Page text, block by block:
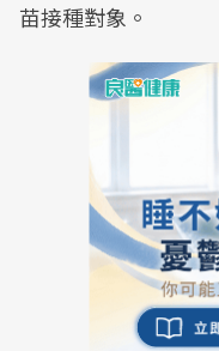
苗接種對象。